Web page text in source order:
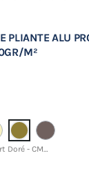
PLIANTE ALU
M²
Vert Doré - CMJN 21 24 81 34